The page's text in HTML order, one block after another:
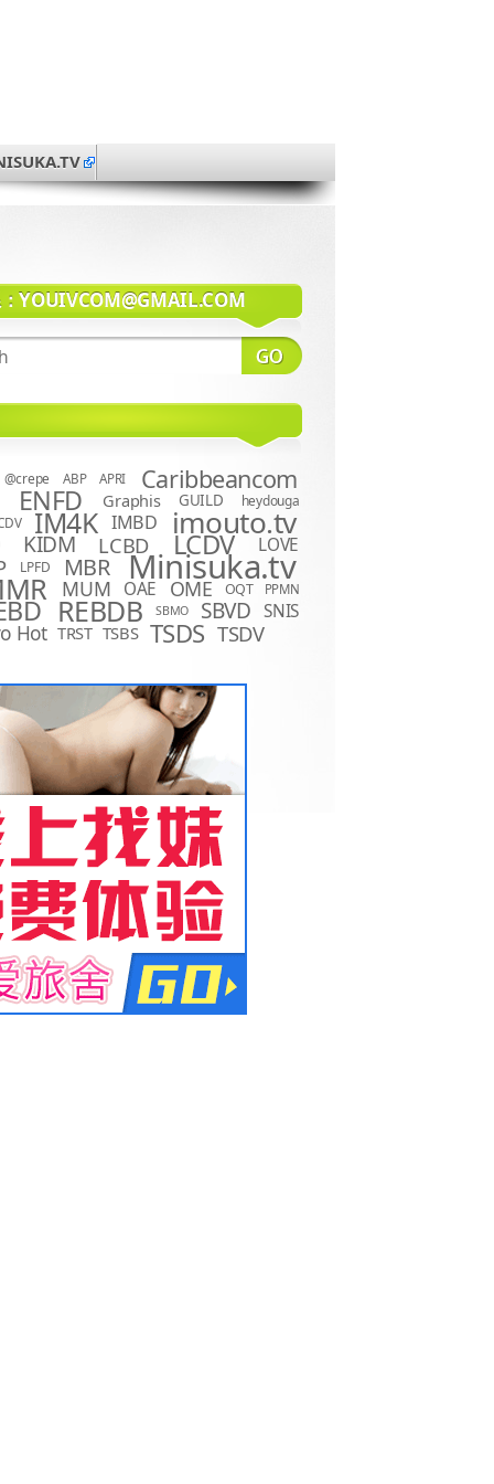
YOUIVCOM@GMAIL.COM
@crepe ABP APRI Caribbeancom
ENFD Graphis GUILD heydouga
IM4K IMBD imouto.tv
KIDM LCBD LCDV LOVE
LPFD MBR Minisuka.tv
MUM OAE OME OQT
PPMN
REBDB SBMO SBVD SNIS
Hot TRST TSBS TSDS TSDV